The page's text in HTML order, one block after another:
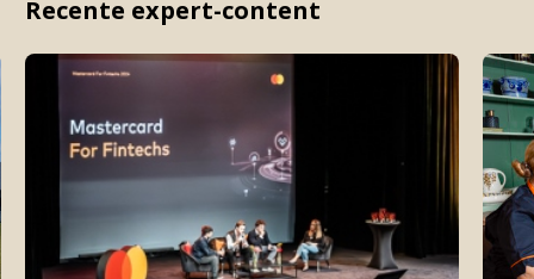
Recente expert-content